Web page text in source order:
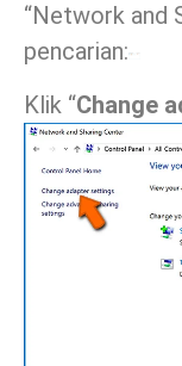
“Network and
pencarian:
Klik “Change